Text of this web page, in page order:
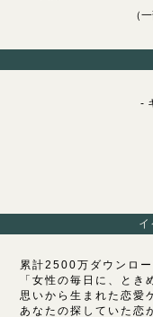
（
累計2500万ダウンロ
「女性の毎日に、とき
思いから生まれた恋愛
あなたの探していた恋